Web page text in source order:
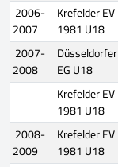
2006-
2007
Krefelder EV
1981 U18
2007-
2008
Düsseldorfer
EG U18
Krefelder EV
1981 U18
2008-
2009
Krefelder EV
1981 U18